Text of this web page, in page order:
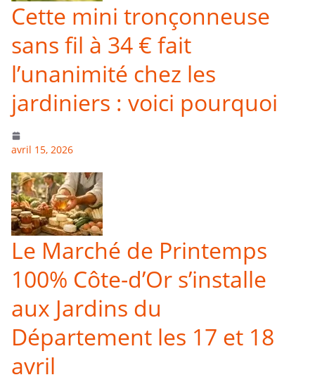
Cette mini tronçonneuse
sans fil à 34 € fait
l’unanimité chez les
jardiniers : voici pourquoi
avril 15, 2026
Le Marché de Printemps
100% Côte-d’Or s’installe
aux Jardins du
Département les 17 et 18
avril